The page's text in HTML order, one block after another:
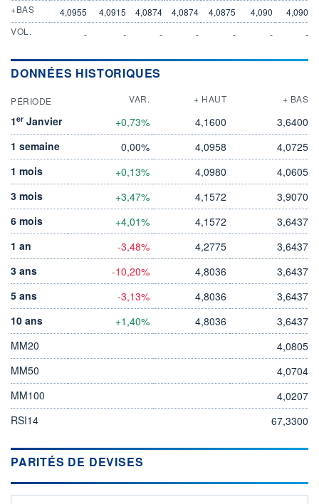
+BAS
4,0955 4,0915 4,0874 4,0874 4,0875 4,090
4,090
VOL.
- - - - - - -
DONNÉES HISTORIQUES
PÉRIODE VAR. + HAUT + BAS
1er Janvier +0,73% 4,1600
3,6400
1 semaine
0,00% 4,0958
4,0725
1 mois
+0,13% 4,0980
4,0605
3 mois
+3,47% 4,1572
3,9070
6 mois
+4,01% 4,1572
3,6437
1 an
-3,48% 4,2775
3,6437
3 ans
-10,20% 4,8036
3,6437
5 ans
-3,13% 4,8036
3,6437
10 ans
+1,40% 4,8036
3,6437
MM20
4,0805
MM50
4,0704
MM100
4,0207
RSI14
67,3300
PARITÉS DE DEVISES